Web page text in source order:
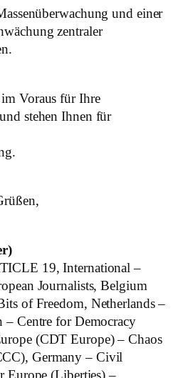
und einer
zentraler
Voraus für Ihre
stehen Ihnen für
19, International –
Journalists, Belgium
of Freedom, Netherlands –
– Centre for Democracy
(CDT Europe) – Chaos
Germany – Civil
Europe (Liberties) –